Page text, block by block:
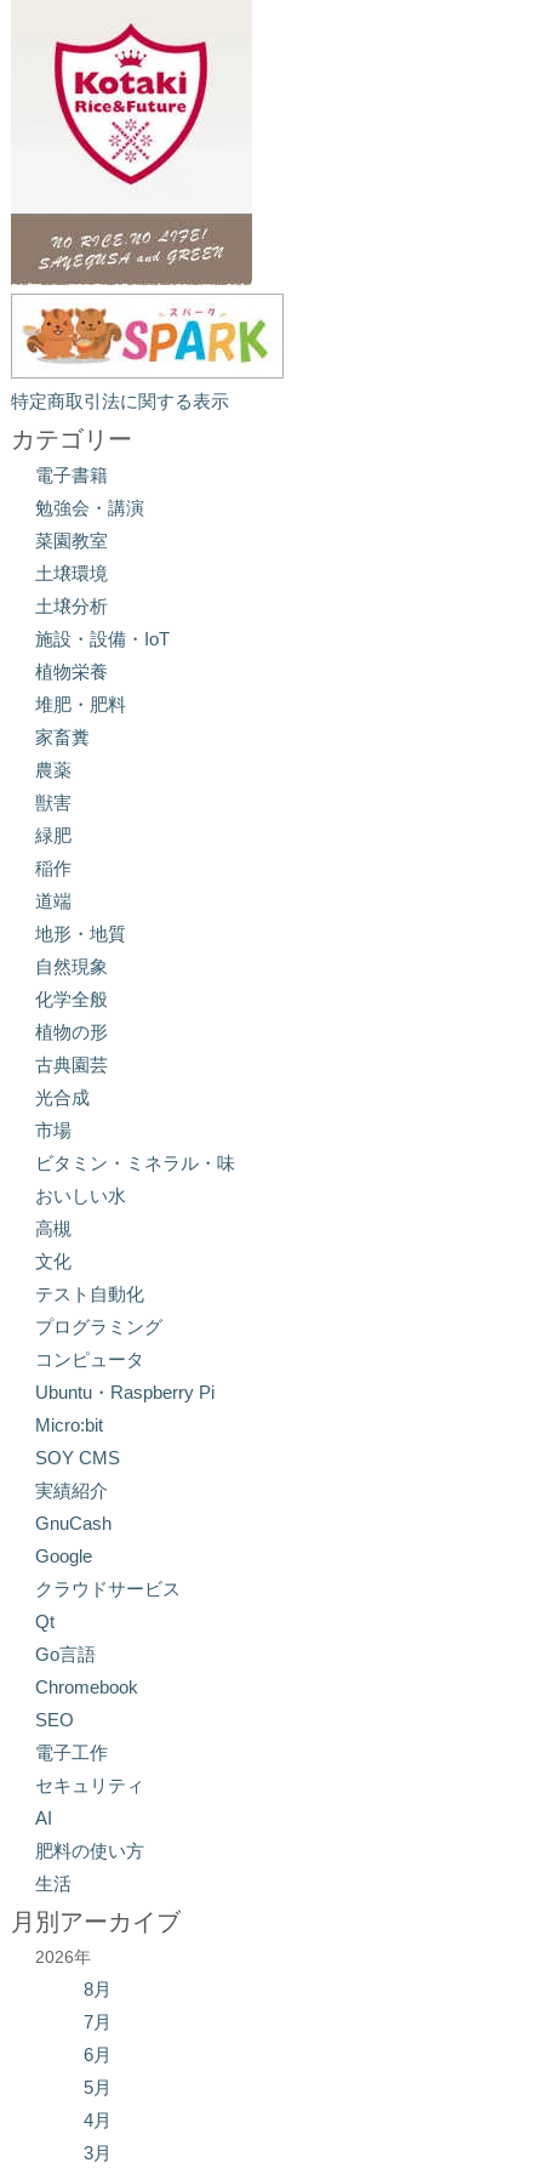
特定商取引法に関する表示
カテゴリー
電子書籍
勉強会・講演
菜園教室
土壌環境
土壌分析
施設・設備・IoT
植物栄養
堆肥・肥料
家畜糞
農薬
獣害
緑肥
稲作
道端
地形・地質
自然現象
化学全般
植物の形
古典園芸
光合成
市場
ビタミン・ミネラル・味
おいしい水
高槻
文化
テスト自動化
プログラミング
コンピュータ
Ubuntu・Raspberry Pi
Micro:bit
SOY CMS
実績紹介
GnuCash
Google
クラウドサービス
Qt
Go言語
Chromebook
SEO
電子工作
セキュリティ
AI
肥料の使い方
生活
月別アーカイブ
2026年
8月
7月
6月
5月
4月
3月